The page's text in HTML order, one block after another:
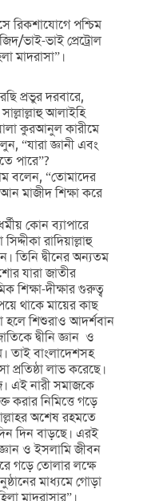
রিকশাযোগে পশ্চিম
ভাই-ভাই প্রেট্রোল
মাদরাসা”।
প্রভুর দরবারে,
আলাইহি
কুরআনুল কারীমে
“যারা জ্ঞানী এবং
পারে”?
বলেন, “তোমাদের
মাজীদ শিক্ষা করে
কোন ব্যাপারে
রাদিয়াল্লাহু
তিনি দ্বীনের অন্যতম
যারা জাতীর
শিক্ষা-দীক্ষার গুরুত্ব
থাকে মায়ের কাছ
হলে শিশুরাও আদর্শবান
দ্বীনি জ্ঞান ও
তাই বাংলাদেশসহ
প্রতিষ্ঠা লাভ করেছে।
এই নারী সমাজকে
করার নিমিত্তে গড়ে
অশেষ রহমতে
দিন বাড়ছে। এরই
ও ইসলামি জীবন
গড়ে তোলার লক্ষে
মাধ্যমে গোড়া
মাদরাসার”।